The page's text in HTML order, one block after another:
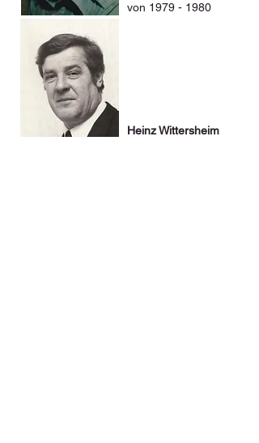
von 1979 - 1980
Heinz Wittersheim